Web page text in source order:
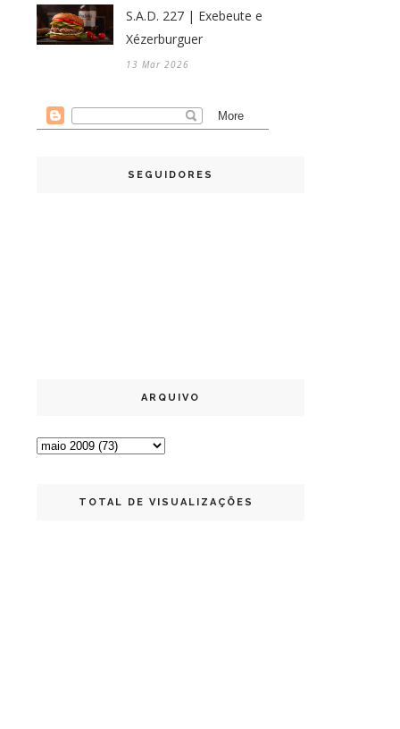
S.A.D. 227 | Exebeute e
Xézerburguer
13 Mar 2026
SEGUIDORES
ARQUIVO
TOTAL DE VISUALIZAÇÕES